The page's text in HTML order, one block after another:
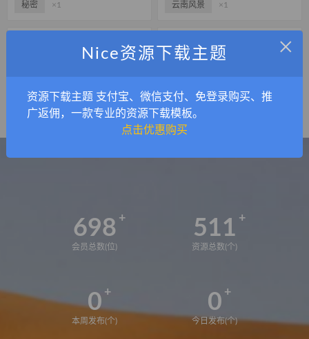
秘密 ×1 云南风景 ×1
桂林风景
698
会员总数(位)
511
资源总数(个)
0
本周发布(个)
0
今日发布(个)
×
Nice资源下载主题
资源下载主题 支付宝、微信支付、免登录购买、推
广返佣，一款专业的资源下载模板。
点击优惠购买